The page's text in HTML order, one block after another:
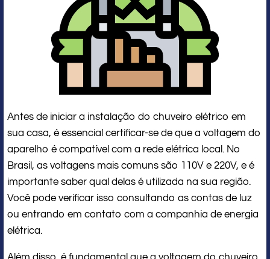
Antes de iniciar a instalação do chuveiro elétrico em
sua casa, é essencial certificar-se de que a voltagem do
aparelho é compatível com a rede elétrica local. No
Brasil, as voltagens mais comuns são 110V e 220V, e é
importante saber qual delas é utilizada na sua região.
Você pode verificar isso consultando as contas de luz
ou entrando em contato com a companhia de energia
elétrica.